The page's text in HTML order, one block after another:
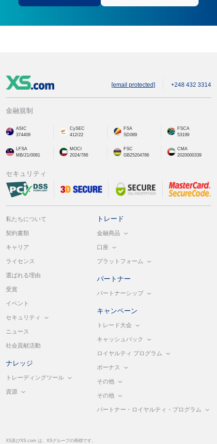
[email protected] +248 432 3314
金融規制
ASIC
374409
CySEC
412/22
FSA
SD089
FSCA
53199
LFSA
MB/21/0081
MOCI
2024/786
FSC
GB25204786
CMA
2020000339
セキュリティ
私たちについて
契約書類
キャリア
ライセンス
選ばれる理由
受賞
イベント
セキュリティ
ニュース
社会貢献活動
ナレッジ
トレーディングツール
資源
トレード
金融商品
口座
プラットフォーム
パートナー
パートナーシップ
キャンペーン
トレード大会
キャッシュバック
ロイヤルティ プログラム
ボーナス
その他
その他
パートナー・ロイヤルティ・プログラム
XS及びXS.com は、XSグループの商標です。